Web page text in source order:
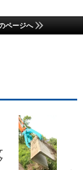
ページへ